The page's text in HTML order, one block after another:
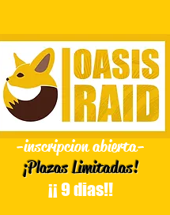
-inscripcion abierta-
¡Plazas Limitadas!
¡¡ 9 dias!!